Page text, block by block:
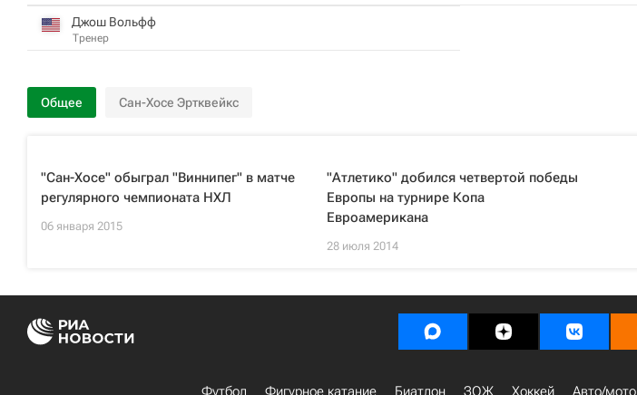
Джош Вольфф
Тренер
Общее Сан-Хосе Эртквейкс
"Сан-Хосе" обыграл "Виннипег" в матче
регулярного чемпионата НХЛ
06 января 2015
"Атлетико" добился четвертой победы
Европы на турнире Копа
Евроамерикана
28 июля 2014
Футбол Фигурное катание Биатлон ЗОЖ Хоккей Авто/мото